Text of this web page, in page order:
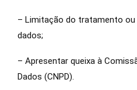
– Limitação do tratamento
dados;
– Apresentar queixa à
Dados (CNPD).